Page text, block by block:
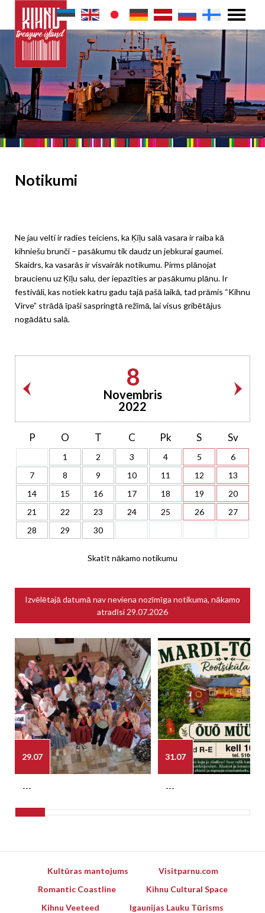
Notikumi
Ne jau velti ir radies teiciens, ka Ķīļu salā vasara ir raiba kā
kihniešu brunči – pasākumu tik daudz un jebkurai gaumei.
Skaidrs, ka vasarās ir visvairāk notikumu. Pirms plānojat
braucienu uz Ķīļu salu, der iepazīties ar pasākumu plānu. Ir
festivāli, kas notiek katru gadu tajā pašā laikā, tad prāmis “Kihnu
Virve” strādā īpaši saspringtā režīmā, lai visus gribētājus
nogādātu salā.
8
Novembris
2022
P O T C Pk S Sv
1 2 3 4 5
6
7
8 9 10 11 12
13
14
15 16 17 18 19
20
21
22 23 24 25 26
27
28
29 30
Skatīt nākamo notikumu
Izvēlētajā datumā nav neviena nozīmīga notikuma, nākamo
atradīsi 29.07.2026
29.07
---
31.07
---
Kultūras mantojums
Visitparnu.com
Romantic Coastline
Kihnu Cultural Space
Kihnu Veeteed
Igaunijas Lauku Tūrisms